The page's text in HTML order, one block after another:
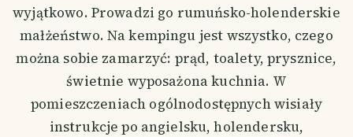
wyjątkowo. Prowadzi go rumuńsko-holenderskie
małżeństwo. Na kempingu jest wszystko, czego
można sobie zamarzyć: prąd, toalety, prysznice,
świetnie wyposażona kuchnia. W
pomieszczeniach ogólnodostępnych wisiały
instrukcje po angielsku, holendersku,